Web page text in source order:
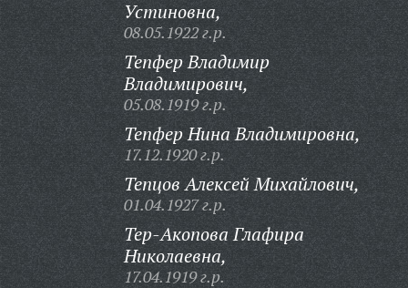
Устиновна,
08.05.1922 г.р.
Тепфер Владимир
Владимирович,
05.08.1919 г.р.
Тепфер Нина Владимировна,
17.12.1920 г.р.
Тепцов Алексей Михайлович,
01.04.1927 г.р.
Тер-Акопова Глафира
Николаевна,
17.04.1919 г.р.